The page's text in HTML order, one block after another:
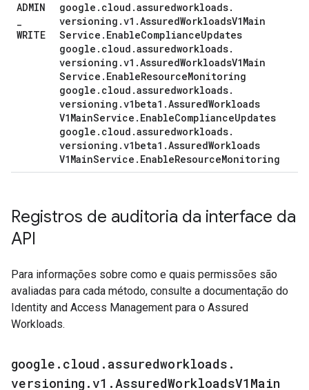
ADMIN
_
WRITE
google . cloud .assuredworkloads.
versioning .v1 .AssuredWorkloadsV1Main
Service . EnableComplianceUpdates
google . cloud .assuredworkloads.
versioning .v1 .AssuredWorkloadsV1Main
Service . EnableResourceMonitoring
google . cloud .assuredworkloads.
versioning .v1beta1 .AssuredWorkloads
V1MainService . EnableComplianceUpdates
google . cloud .assuredworkloads.
versioning .v1beta1 .AssuredWorkloads
V1MainService . EnableResourceMonitoring
Registros de auditoria da interface da
API
Para informações sobre como e quais permissões são
avaliadas para cada método, consulte a documentação do
Identity and Access Management para o Assured
Workloads.
google . cloud . assuredworkloads .
versioning . v1 .AssuredWorkloadsV1Main